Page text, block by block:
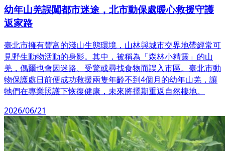
幼年山羌誤闖都市迷途，北市動保處暖心救援守護
返家路
臺北市擁有豐富的淺山生態環境，山林與城市交界地帶經常可
見野生動物活動的身影。其中，被稱為「森林小精靈」的山
羌，偶爾也會因迷路、受驚或尋找食物而誤入市區。臺北市動
物保護處日前便成功救援兩隻年齡不到4個月的幼年山羌，讓
牠們在專業照護下恢復健康，未來將擇期重返自然棲地。
2026/06/21